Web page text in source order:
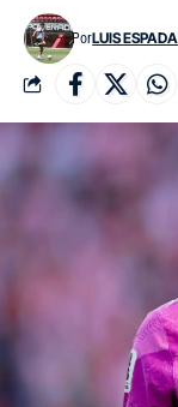
PorLUIS ESPADA